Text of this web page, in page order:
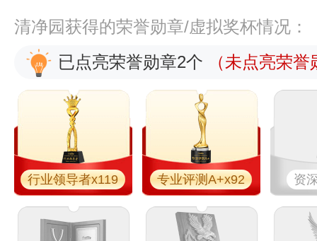
清净园获得的荣誉勋章/虚拟奖杯情况：
已点亮荣誉勋章2个
（未点亮荣
行业领导者x119 专业评测A+x92 资